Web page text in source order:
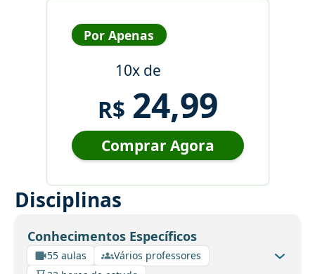
Por Apenas
10x de
R$ 24,99
Comprar Agora
Disciplinas
Conhecimentos Específicos
55 aulas
Vários professores